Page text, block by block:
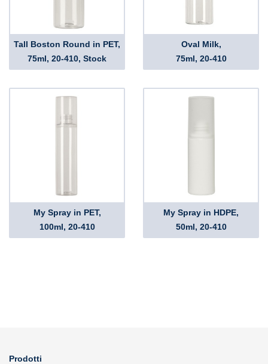
Tall Boston Round in PET,
75ml, 20-410, Stock
Oval Milk,
75ml, 20-410
My Spray in PET,
100ml, 20-410
My Spray in HDPE,
50ml, 20-410
Prodotti